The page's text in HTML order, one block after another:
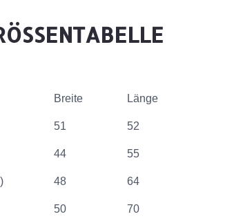
Breite Länge
51 52
44 55
48 64
50 70